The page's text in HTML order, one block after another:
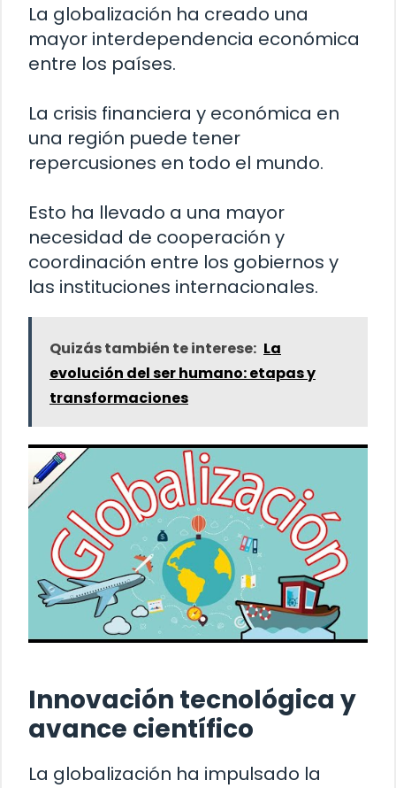
La globalización ha creado una
mayor interdependencia económica
entre los países.
La crisis financiera y económica en
una región puede tener
repercusiones en todo el mundo.
Esto ha llevado a una mayor
necesidad de cooperación y
coordinación entre los gobiernos y
las instituciones internacionales.
Quizás también te interese: La
evolución del ser humano: etapas y
transformaciones
Innovación tecnológica y
avance científico
La globalización ha impulsado la